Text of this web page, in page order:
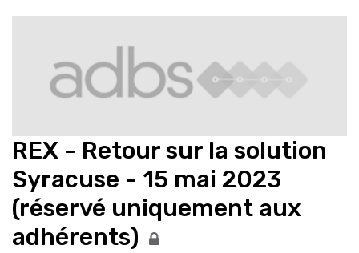
REX - Retour sur la solution
Syracuse - 15 mai 2023
(réservé uniquement aux
adhérents)